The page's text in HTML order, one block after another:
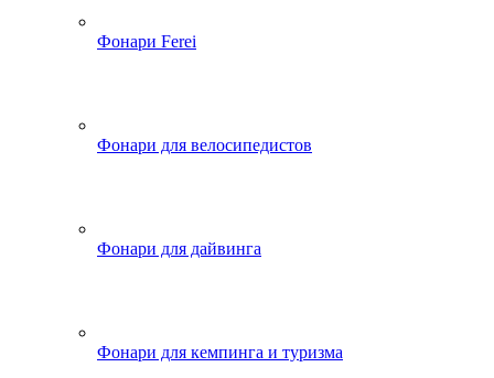
Фонари Ferei
Фонари для велосипедистов
Фонари для дайвинга
Фонари для кемпинга и туризма